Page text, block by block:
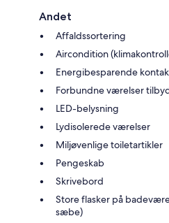
Andet
Affaldssortering
Aircondition
Energibesparende
Forbundne værelser
LED-belysning
Lydisolerede værelser
Miljøvenlige toiletartikler
Pengeskab
Skrivebord
Store flasker på
sæbe)